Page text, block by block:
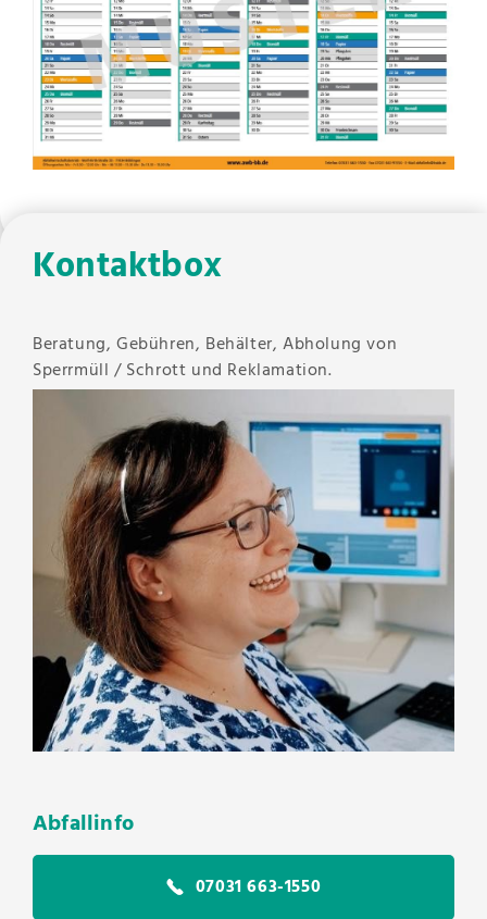
Kontaktbox
Beratung, Gebühren, Behälter, Abholung von
Sperrmüll / Schrott und Reklamation.
Abfallinfo
07031 663-1550